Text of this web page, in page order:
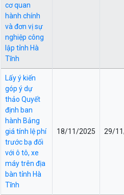
cơ quan
hành chính
và đơn vị sự
nghiệp công
lập tỉnh Hà
Tĩnh
Lấy ý kiến
góp ý dự
thảo Quyết
định ban
hành Bảng
giá tính lệ phí
trước bạ đối
với ô tô, xe
máy trên địa
bàn tỉnh Hà
Tĩnh
18/11/2025 29/